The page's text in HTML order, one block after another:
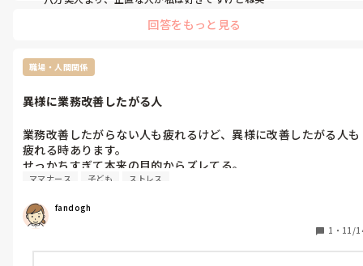
回答をもっと見る
職場・人間関係
異様に業務改善したがる人
業務改善したがらない人も疲れるけど、異様に改善したがる人も
疲れる時あります。
せっかちすぎて本来の目的からズレてる。
目薬を回る役割なんですけど、今日なんてどのくらいの時間かか
ママナース 子ども ストレス
fandogh
1 ・ 11/